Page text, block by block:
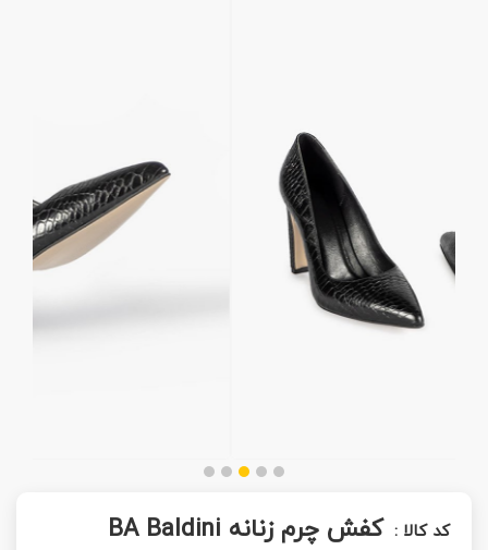
کد کالا : کفش چرم زنانه BA Baldini